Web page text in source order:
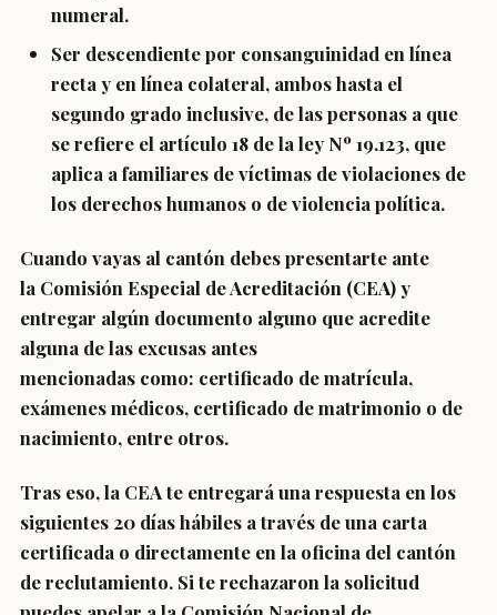
numeral.
Ser descendiente por consanguinidad en línea
recta y en línea colateral, ambos hasta el
segundo grado inclusive, de las personas a que
se refiere el artículo 18 de la ley Nº 19.123, que
aplica a familiares de víctimas de violaciones de
los derechos humanos o de violencia política.
Cuando vayas al cantón debes presentarte ante
la Comisión Especial de Acreditación (CEA) y
entregar algún documento alguno que acredite
alguna de las excusas antes
mencionadas como: certificado de matrícula,
exámenes médicos, certificado de matrimonio o de
nacimiento, entre otros.
Tras eso,la CEA te entregará una respuesta en los
siguientes 20 días hábiles a través de una carta
certificada o directamente en la oficina del cantón
de reclutamiento. Si te rechazaron la solicitud